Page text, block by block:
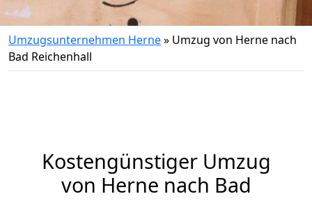
Umzugsunternehmen Herne» Umzug von Herne nach
Bad Reichenhall
Kostengünstiger Umzug
von Herne nach Bad